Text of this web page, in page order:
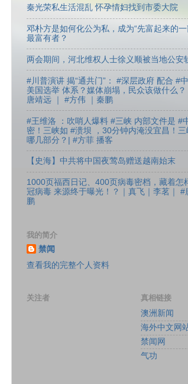
秦光荣私生活混乱 怀孕情妇找到市委大院
邓朴方是如何化公为私，成为“先富起来的一
最富有者？
两会期间，河北维权人士徐义顺被当地公安
#川普演讲 揭“通共门”： #深层政府 配合 #
美国选举 体系？媒体崩塌，民众该做什么
唐靖远 ｜ #方伟 ｜秦鹏
#王维洛 ：吹哨人爆料 #三峡 内部文件是 #
密！三峡如 #溃坝 ，30分钟内淹没宜昌！
哪几部分？| #方菲 播客
【史海】中共将中国夜莺岛赠送越南始末
1000页福西日记、400页病毒密档，藏着怎
冠病毒 来源终于曝光！？｜真飞｜李茗｜ #
鹏
我的简介
禁闻
查看我的完整个人资料
关注者
真相链接
澳洲新闻
海外中文网
禁闻网
气功